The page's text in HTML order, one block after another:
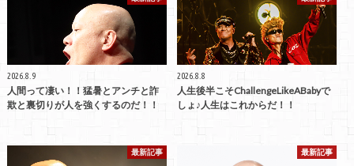
2026.8.9
人間って凄い！！猛暑とアンチと詐
欺と裏切りが人を強くするのだ！！
2026.8.8
人生後半こそChallengeLikeABabyで
しょ♪人生はこれからだ！！
最新記事 最新記事